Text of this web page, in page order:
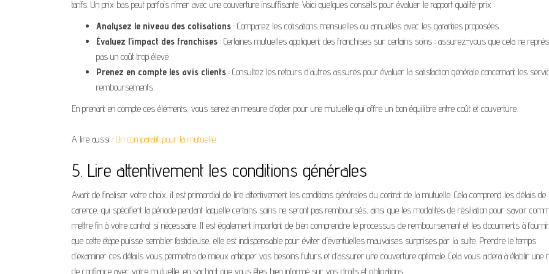
tarifs. Un prix bas peut parfois rimer avec une couverture insuffisante. Voici quelques conseils pour évaluer le rapport qualité-prix :
Analysez le niveau des cotisations : Comparez les cotisations mensuelles ou annuelles avec les garanties proposées.
Évaluez l’impact des franchises : Certaines mutuelles appliquent des franchises sur certains soins ; assurez-vous que cela ne
pas un coût trop élevé.
Prenez en compte les avis clients : Consultez les retours d’autres assurés pour évaluer la satisfaction générale concernant les
remboursements.
En prenant en compte ces éléments, vous serez en mesure d’opter pour une mutuelle qui offre un bon équilibre entre coût et couverture.
A lire aussi : Un comparatif pour la mutuelle
5. Lire attentivement les conditions générales
Avant de finaliser votre choix, il est primordial de lire attentivement les conditions générales du contrat de la mutuelle. Cela comprend les délais de
carence, qui spécifient la période pendant laquelle certains soins ne seront pas remboursés, ainsi que les modalités de résiliation pour savoir
mettre fin à votre contrat si nécessaire. Il est également important de bien comprendre le processus de remboursement et les documents à
que cette étape puisse sembler fastidieuse, elle est indispensable pour éviter d’éventuelles mauvaises surprises par la suite. Prendre le temps
d’examiner ces détails vous permettra de mieux anticiper vos besoins futurs et d’assurer une couverture optimale. Cela vous aidera à établir une
de confiance avec votre mutuelle, en sachant que vous êtes bien informé sur vos droits et obligations.